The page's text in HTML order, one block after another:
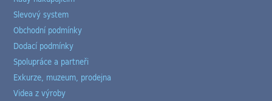
Slevový system
Obchodní podmínky
Dodací podmínky
Spolupráce a partneři
Exkurze, muzeum, prodejna
Videa z výroby